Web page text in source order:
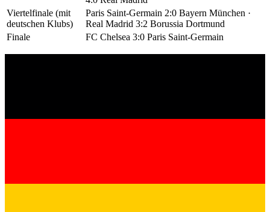
Viertelfinale (mit
deutschen Klubs)
Paris Saint-Germain 2:0 Bayern München ·
Real Madrid 3:2 Borussia Dortmund
Finale
FC Chelsea 3:0 Paris Saint-Germain